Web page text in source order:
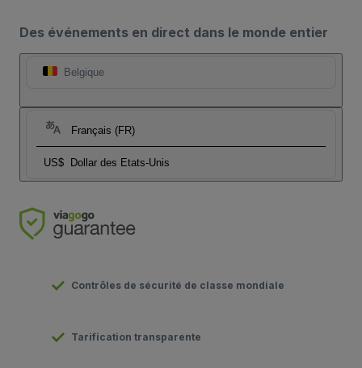
Des événements en direct dans le monde entier
Belgique
Français (FR)
US$ Dollar des Etats-Unis
Contrôles de sécurité de classe mondiale
Tarification transparente